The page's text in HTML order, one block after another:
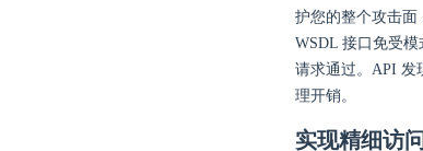
护您的整个攻击面
WSDL 接口免受
请求通过。API 发
理开销。
实现精细访